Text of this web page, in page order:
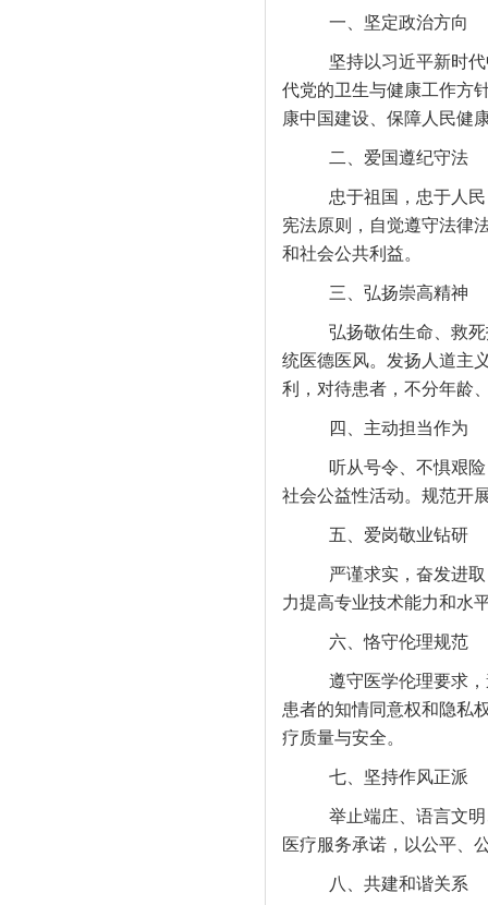
一、坚定政治方向
坚持以习近平新时
代党的卫生与健康工作方
康中国建设、保障人民健
二、爱国遵纪守法
忠于祖国，忠于人
宪法原则，自觉遵守法律
和社会公共利益。
三、弘扬崇高精神
弘扬敬佑生命、救
统医德医风。发扬人道主
利，对待患者，不分年龄
四、主动担当作为
听从号令、不惧艰
社会公益性活动。规范开
五、爱岗敬业钻研
严谨求实，奋发进
力提高专业技术能力和水
六、恪守伦理规范
遵守医学伦理要求
患者的知情同意权和隐私
疗质量与安全。
七、坚持作风正派
举止端庄、语言文
医疗服务承诺，以公平、
八、共建和谐关系